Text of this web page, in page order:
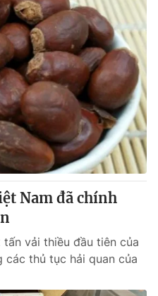
Nam đã chính
vải thiều đầu tiên của
các thủ tục hải quan của